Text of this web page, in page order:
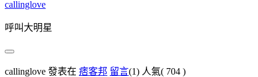
callinglove
呼叫大明星
callinglove 發表在 痞客邦 留言(1) 人氣( 704 )